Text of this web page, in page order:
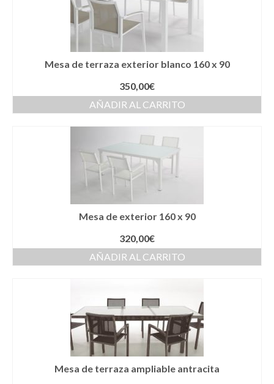
Mesa de terraza exterior blanco 160 x 90
350,00€
AÑADIR AL CARRITO
Mesa de exterior 160 x 90
320,00€
AÑADIR AL CARRITO
Mesa de terraza ampliable antracita